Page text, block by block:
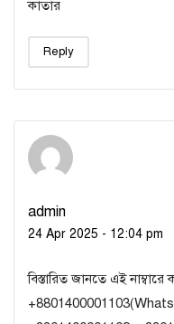
কাতার
Reply
admin
24 Apr 2025 - 12:04 pm
বিস্তারিত জানতে এই